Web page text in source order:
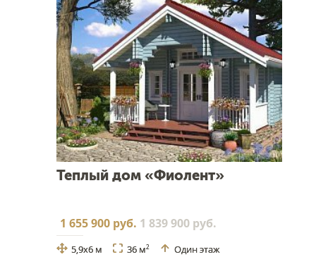
Теплый дом «Фиолент»
1 655 900 руб. 1 839 900 руб.
5,9x6 м 36 м2 Один этаж